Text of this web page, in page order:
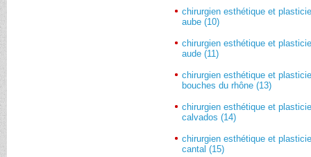
chirurgien esthétique et
aube (10)
chirurgien esthétique et
aude (11)
chirurgien esthétique et
bouches du rhône (13)
chirurgien esthétique et
calvados (14)
chirurgien esthétique et
cantal (15)